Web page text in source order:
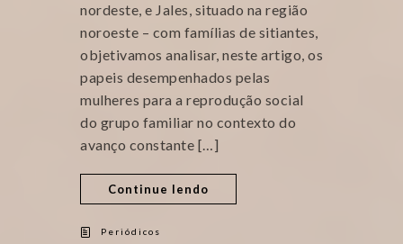
nordeste, e Jales, situado na região
noroeste – com famílias de sitiantes,
objetivamos analisar, neste artigo, os
papeis desempenhados pelas
mulheres para a reprodução social
do grupo familiar no contexto do
avanço constante […]
Continue lendo
Periódicos